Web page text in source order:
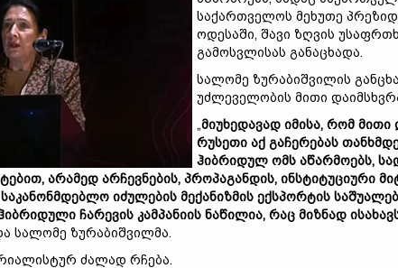
საქართველოს მეხუთე
ოდესაში, შავი ზღვის
გამოსვლისას განაცხადა.
სალომე ზურაბიშვილის
უძლეველობის მითი
„მიუხედავად იმისა, რომ მითი
რუსეთი აქ გაჩერებას
ჰიბრიდულ ომს აწარმოებს,
არამედ არჩევნების, პროპაგანდის, ინსტიტუციური
იძულების მექანიზმის ექსპორტის
ჩარევის კამპანიის ნაწილია, რაც მიზნად
სალომე ზურაბიშვილმა.
ძალად რჩება.